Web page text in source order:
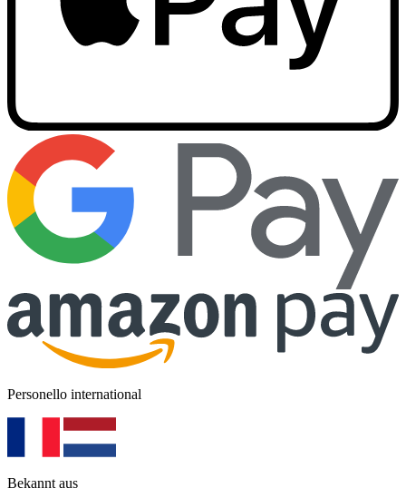
Personello international
Bekannt aus